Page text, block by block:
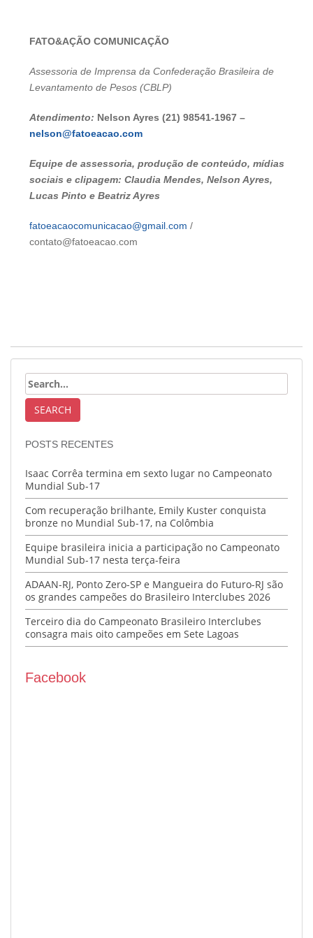
FATO&AÇÃO COMUNICAÇÃO
Assessoria de Imprensa da Confederação Brasileira de
Levantamento de Pesos (CBLP)
Atendimento: Nelson Ayres (21) 98541-1967 –
nelson@fatoeacao.com
Equipe de assessoria, produção de conteúdo, mídias
sociais e clipagem: Claudia Mendes, Nelson Ayres,
Lucas Pinto e Beatriz Ayres
fatoeacaocomunicacao@gmail.com /
contato@fatoeacao.com
POSTS RECENTES
Isaac Corrêa termina em sexto lugar no Campeonato
Mundial Sub-17
Com recuperação brilhante, Emily Kuster conquista
bronze no Mundial Sub-17, na Colômbia
Equipe brasileira inicia a participação no Campeonato
Mundial Sub-17 nesta terça-feira
ADAAN-RJ, Ponto Zero-SP e Mangueira do Futuro-RJ são
os grandes campeões do Brasileiro Interclubes 2026
Terceiro dia do Campeonato Brasileiro Interclubes
consagra mais oito campeões em Sete Lagoas
Facebook